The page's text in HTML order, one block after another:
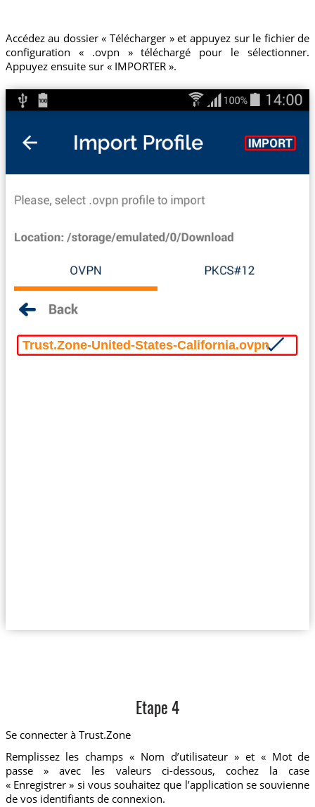
Accédez au dossier « Télécharger » et appuyez sur le fichier de
configuration « .ovpn » téléchargé pour le sélectionner.
Appuyez ensuite sur « IMPORTER ».
Trust.Zone-United-States-California.ovpn
Etape 4
Se connecter à Trust.Zone
Remplissez les champs « Nom d’utilisateur » et « Mot de
passe » avec les valeurs ci-dessous, cochez la case
« Enregistrer » si vous souhaitez que l’application se souvienne
de vos identifiants de connexion.